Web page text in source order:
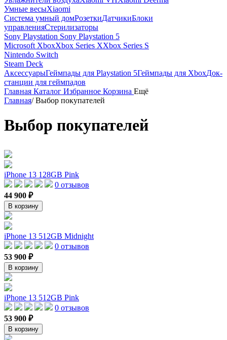
Умные весыXiaomi
Система умный домРозеткиДатчикиБлоки
управленияСтерилизаторы
Sony Playstation Sony Playstation 5
Microsoft XboxXbox Series XXbox Series S
Nintendo Switch
Steam Deck
АксессуарыГеймпады для Playstation 5Геймпады для XboxДок-
станции для геймпадов
Главная Каталог Избранное Корзина Ещё
Главная/ Выбор покупателей
Выбор покупателей
iPhone 13 128GB Pink
0 отзывов
44 900 ₽
В корзину
iPhone 13 512GB Midnight
0 отзывов
53 900 ₽
В корзину
iPhone 13 512GB Pink
0 отзывов
53 900 ₽
В корзину